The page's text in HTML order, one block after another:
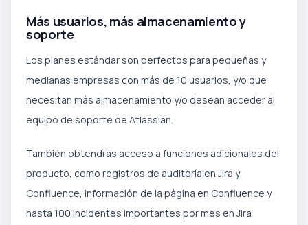
Más usuarios, más almacenamiento y
soporte
Los planes estándar son perfectos para pequeñas y
medianas empresas con más de 10 usuarios, y/o que
necesitan más almacenamiento y/o desean acceder al
equipo de soporte de Atlassian.
También obtendrás acceso a funciones adicionales del
producto, como registros de auditoría en Jira y
Confluence, información de la página en Confluence y
hasta 100 incidentes importantes por mes en Jira